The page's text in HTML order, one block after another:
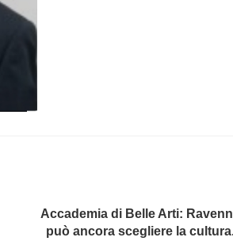
Accademia di Belle Arti:
può ancora scegliere la